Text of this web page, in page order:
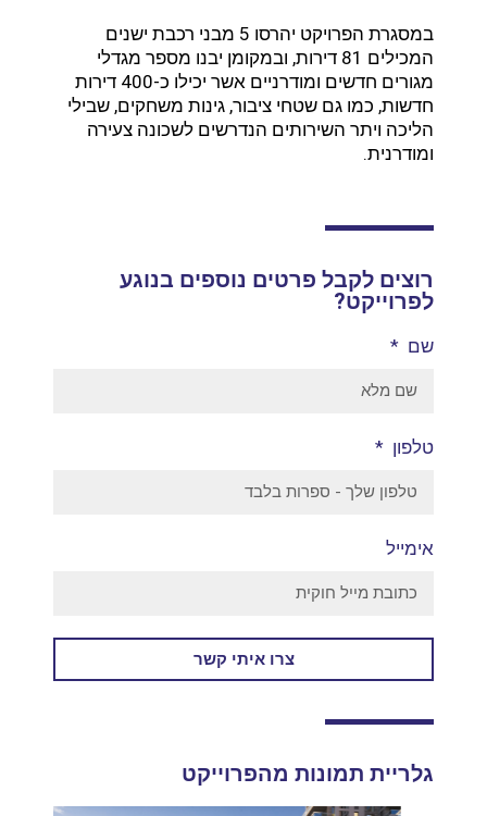
במסגרת הפרויקט יהרסו 5 מבני רכבת ישנים
המכילים 81 דירות, ובמקומן יבנו מספר מגדלי
מגורים חדשים ומודרניים אשר יכילו כ-400 דירות
חדשות, כמו גם שטחי ציבור, גינות משחקים, שבילי
הליכה ויתר השירותים הנדרשים לשכונה צעירה
ומודרנית.
רוצים לקבל פרטים נוספים בנוגע
לפרוייקט?
שם
טלפון
אימייל
צרו איתי קשר
גלריית תמונות מהפרוייקט